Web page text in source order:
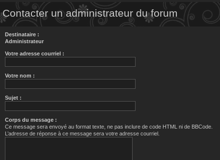
Contacter un administrateur du forum
Destinataire :
Administrateur
Votre adresse courriel :
Votre nom :
Sujet :
Corps du message :
Ce message sera envoyé au format texte, ne pas inclure de code HTML ni de BBCode.
L’adresse de réponse à ce message sera votre adresse courriel.